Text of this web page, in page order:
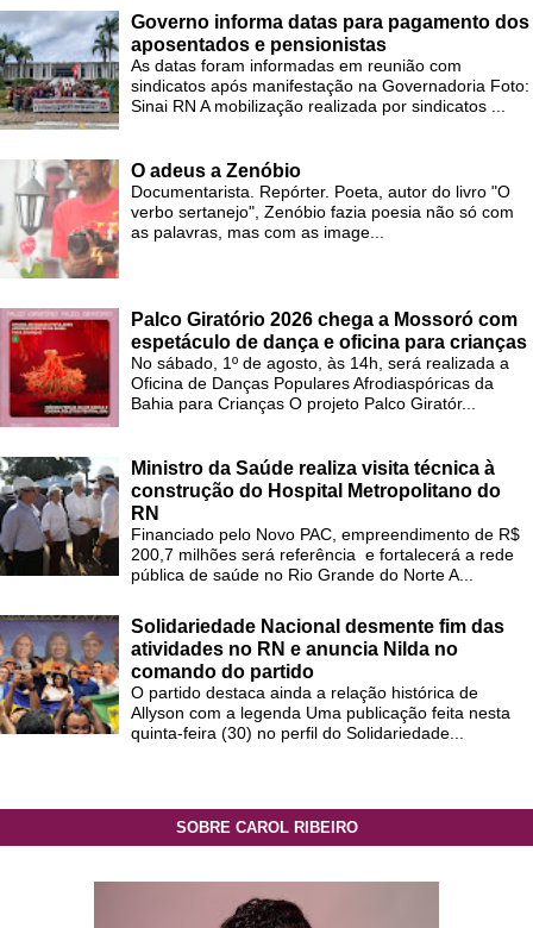
Governo informa datas para pagamento dos
aposentados e pensionistas
As datas foram informadas em reunião com
sindicatos após manifestação na Governadoria Foto:
Sinai RN A mobilização realizada por sindicatos ...
O adeus a Zenóbio
Documentarista. Repórter. Poeta, autor do livro "O
verbo sertanejo", Zenóbio fazia poesia não só com
as palavras, mas com as image...
Palco Giratório 2026 chega a Mossoró com
espetáculo de dança e oficina para crianças
No sábado, 1º de agosto, às 14h, será realizada a
Oficina de Danças Populares Afrodiaspóricas da
Bahia para Crianças O projeto Palco Giratór...
Ministro da Saúde realiza visita técnica à
construção do Hospital Metropolitano do
RN
Financiado pelo Novo PAC, empreendimento de R$
200,7 milhões será referência e fortalecerá a rede
pública de saúde no Rio Grande do Norte A...
Solidariedade Nacional desmente fim das
atividades no RN e anuncia Nilda no
comando do partido
O partido destaca ainda a relação histórica de
Allyson com a legenda Uma publicação feita nesta
quinta-feira (30) no perfil do Solidariedade...
SOBRE CAROL RIBEIRO